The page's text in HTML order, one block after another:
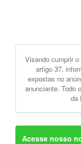
Visando cumprir
artigo 37,
expostas no
anunciante. Todo
da
Acesse nosso